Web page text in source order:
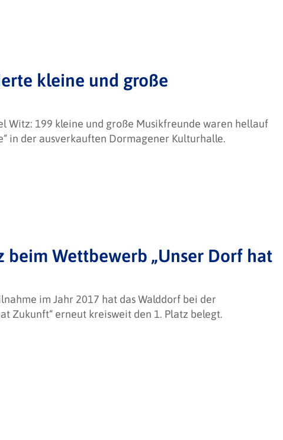
kleine und große
Witz: 199 kleine und große Musikfreunde waren hellauf
in der ausverkauften Dormagener Kulturhalle.
beim Wettbewerb „Unser Dorf hat
im Jahr 2017 hat das Walddorf bei der
Zukunft“ erneut kreisweit den 1. Platz belegt.